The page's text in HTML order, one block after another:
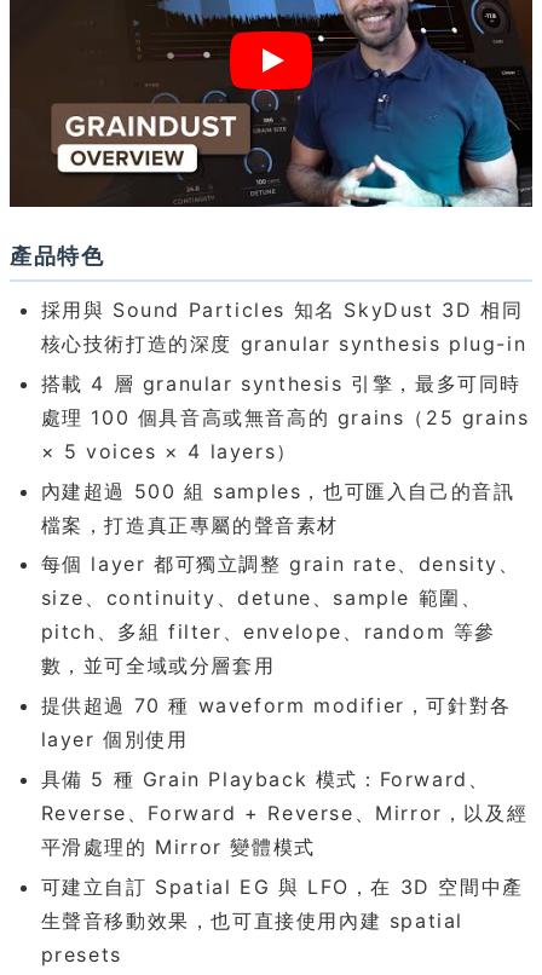
產品特色
採用與 Sound Particles 知名 SkyDust 3D 相同
核心技術打造的深度 granular synthesis plug-in
搭載 4 層 granular synthesis 引擎，最多可同時
處理 100 個具音高或無音高的 grains（25 grains
× 5 voices × 4 layers）
內建超過 500 組 samples，也可匯入自己的音訊
檔案，打造真正專屬的聲音素材
每個 layer 都可獨立調整 grain rate、density、
size、continuity、detune、sample 範圍、
pitch、多組 filter、envelope、random 等參
數，並可全域或分層套用
提供超過 70 種 waveform modifier，可針對各
layer 個別使用
具備 5 種 Grain Playback 模式：Forward、
Reverse、Forward + Reverse、Mirror，以及經
平滑處理的 Mirror 變體模式
可建立自訂 Spatial EG 與 LFO，在 3D 空間中產
生聲音移動效果，也可直接使用內建 spatial
presets